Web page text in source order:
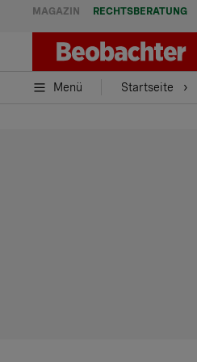
MAGAZIN RECHTSBERATUNG
Menü Startseite